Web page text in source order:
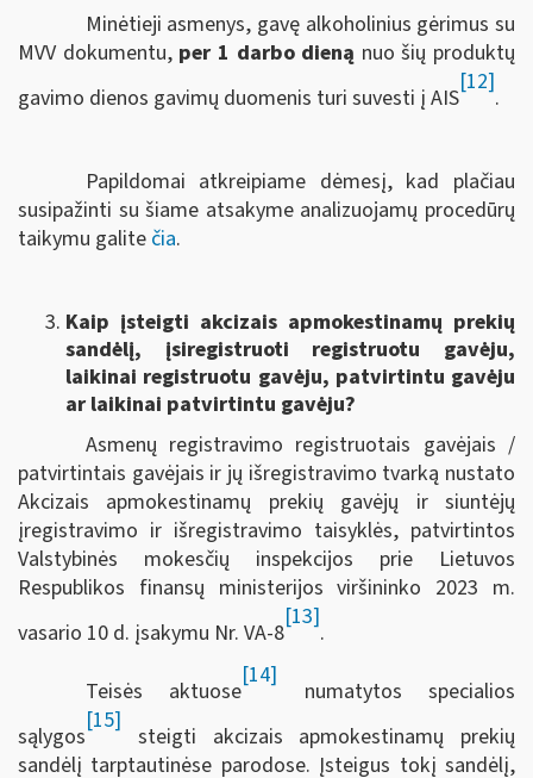
Minėtieji asmenys, gavę alkoholinius gėrimus su
MVV dokumentu, per 1 darbo dieną nuo šių produktų
gavimo dienos gavimų duomenis turi suvesti į AIS
[12]
.
Papildomai atkreipiame dėmesį, kad plačiau
susipažinti su šiame atsakyme analizuojamų procedūrų
taikymu galite čia.
Kaip įsteigti akcizais apmokestinamų prekių
sandėlį, įsiregistruoti registruotu gavėju,
laikinai registruotu gavėju, patvirtintu gavėju
ar laikinai patvirtintu gavėju?
Asmenų registravimo registruotais gavėjais /
patvirtintais gavėjais ir jų išregistravimo tvarką nustato
Akcizais apmokestinamų prekių gavėjų ir siuntėjų
įregistravimo ir išregistravimo taisyklės, patvirtintos
Valstybinės mokesčių inspekcijos prie Lietuvos
Respublikos finansų ministerijos viršininko 2023 m.
vasario 10 d. įsakymu Nr. VA-8
[13]
.
Teisės aktuose
[14]
numatytos specialios
sąlygos
[15]
steigti akcizais apmokestinamų prekių
sandėlį tarptautinėse parodose. Įsteigus tokį sandėlį,